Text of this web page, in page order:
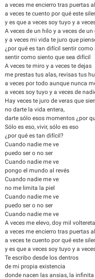
a veces me encierro tras puertas
a veces te cuento por qué este
y es que a veces soy tuyo y a
A veces de un hilo y a veces de un
y a veces mi vida te juro que
¿por qué es tan difícil sentir como
sentir como siento que sea difícil
A veces te miro y a veces te dejas
me prestas tus alas, revisas tus
a veces por todo aunque nunca
a veces soy tuyo y a veces de
Hay veces te juro de veras que
no darte la vida entera,
darte sólo esos momentos ¿por
Sólo es eso, vivir, sólo es eso
¿por qué es tan difícil?
Cuando nadie me ve
puedo ser o no ser
Cuando nadie me ve
pongo el mundo al revés
Cuando nadie me ve
no me limita la piel
Cuando nadie me ve
puedo ser o no ser
Cuando nadie me ve
A veces me elevo, doy mil
a veces me encierro tras puertas
a veces te cuento por qué este
y es que a veces soy tuyo y a
Te escribo desde los dentros
de mi propia existencia
donde nacen las ansias, la infinita